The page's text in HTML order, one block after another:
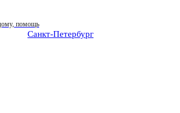
Санкт-Петербург